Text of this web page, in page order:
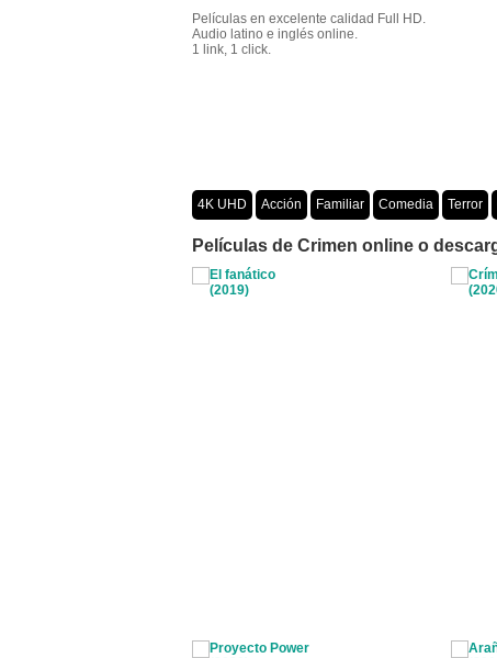
Películas en excelente calidad Full HD.
Audio latino e inglés online.
1 link, 1 click.
4K UHD Acción Familiar Comedia Terror
Crimen
Películas de Crimen online o